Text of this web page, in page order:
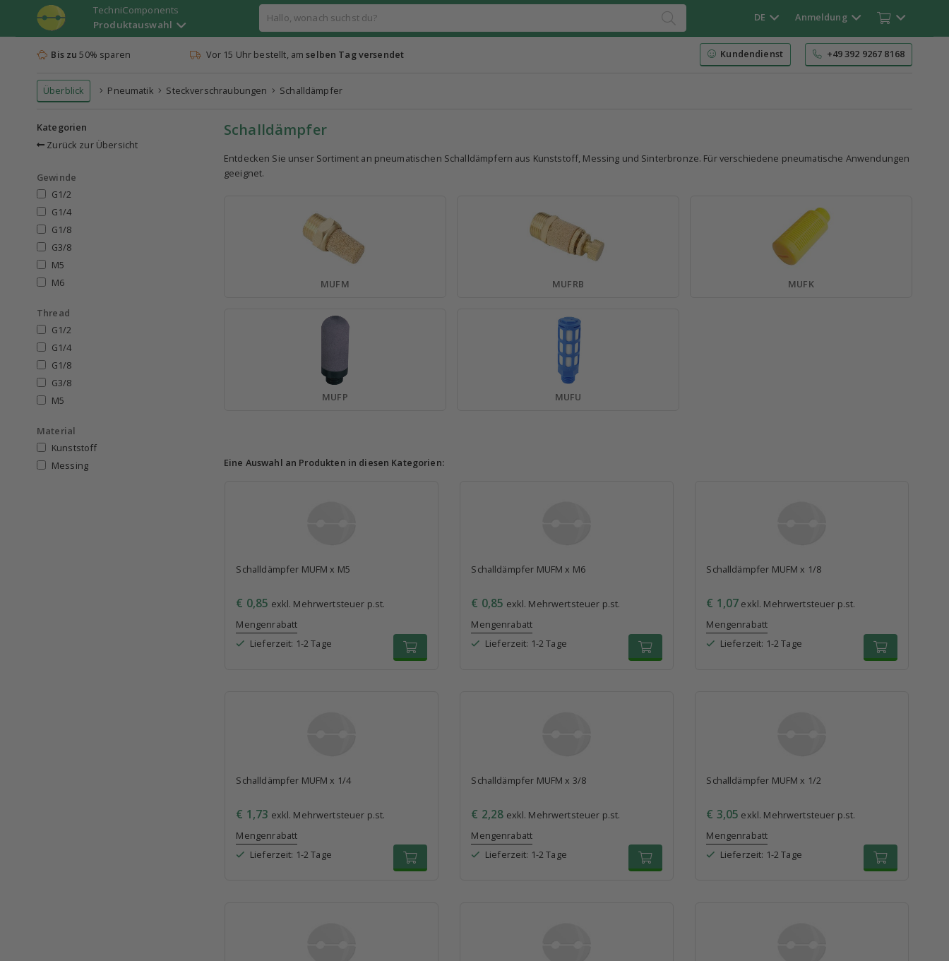
TechniComponents
Produktauswahl
DE Anmeldung
Bis zu 50% sparen Vor 15 Uhr bestellt, amselben Tag versendet Kundendienst +49 392 9267 8168
Überblick Pneumatik Steckverschraubungen Schalldämpfer
Kategorien
Zurück zur Übersicht
Gewinde
G1/2
G1/4
G1/8
G3/8
M5
M6
Thread
G1/2
G1/4
G1/8
G3/8
M5
Material
Kunststoff
Messing
Schalldämpfer
Entdecken Sie unser Sortiment an pneumatischen Schalldämpfern aus Kunststoff, Messing und Sinterbronze. Für verschiedene pneumatische Anwendungen
geeignet.
MUFM MUFRB MUFK
MUFP MUFU
Eine Auswahl an Produkten in diesen Kategorien:
Schalldämpfer MUFM x M5
€ 0,85 exkl. Mehrwertsteuer p.st.
Mengenrabatt
Lieferzeit: 1-2 Tage
Schalldämpfer MUFM x M6
€ 0,85 exkl. Mehrwertsteuer p.st.
Mengenrabatt
Lieferzeit: 1-2 Tage
Schalldämpfer MUFM x 1/8
€ 1,07 exkl. Mehrwertsteuer p.st.
Mengenrabatt
Lieferzeit: 1-2 Tage
Schalldämpfer MUFM x 1/4
€ 1,73 exkl. Mehrwertsteuer p.st.
Mengenrabatt
Lieferzeit: 1-2 Tage
Schalldämpfer MUFM x 3/8
€ 2,28 exkl. Mehrwertsteuer p.st.
Mengenrabatt
Lieferzeit: 1-2 Tage
Schalldämpfer MUFM x 1/2
€ 3,05 exkl. Mehrwertsteuer p.st.
Mengenrabatt
Lieferzeit: 1-2 Tage